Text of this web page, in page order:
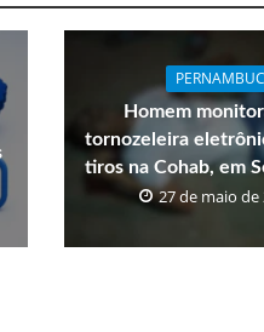
Homem
tornozeleira
tiros na Cohab, em
27 de maio de